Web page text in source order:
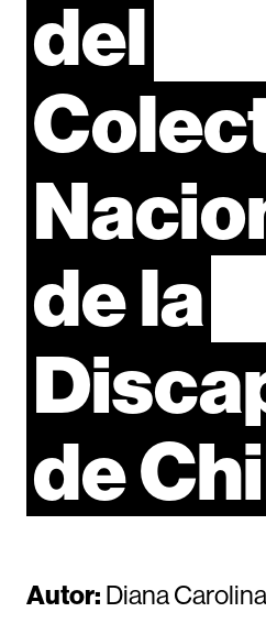
del
dela
de
Autor: Diana